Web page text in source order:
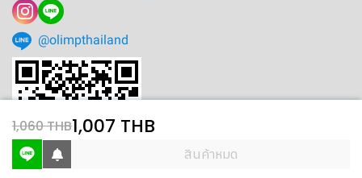
1,060 THB1,007 THB
สินค้าหมด
@olimpthailand